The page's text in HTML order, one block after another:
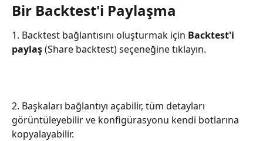
Bir Backtest'i Paylaşma
1. Backtest bağlantısını oluşturmak için Backtest'i
paylaş (Share backtest) seçeneğine tıklayın.
2. Başkaları bağlantıyı açabilir, tüm detayları
görüntüleyebilir ve konfigürasyonu kendi botlarına
kopyalayabilir.